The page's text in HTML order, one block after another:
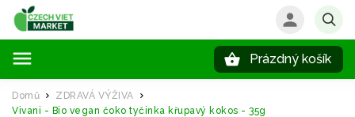
Hledat
Prázdný košík
Domů / ZDRAVÁ VÝŽIVA
/
Vivani - Bio vegan čoko tyčinka křupavý kokos - 35g